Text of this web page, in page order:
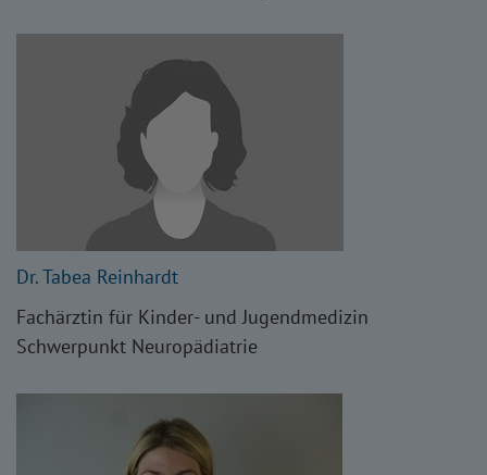
Dr. Tabea Reinhardt
Fachärztin für Kinder- und Jugendmedizin
Schwerpunkt Neuropädiatrie